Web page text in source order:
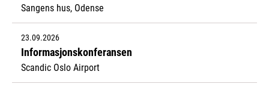
Sangens hus, Odense
23.09.2026
Informasjonskonferansen
Scandic Oslo Airport